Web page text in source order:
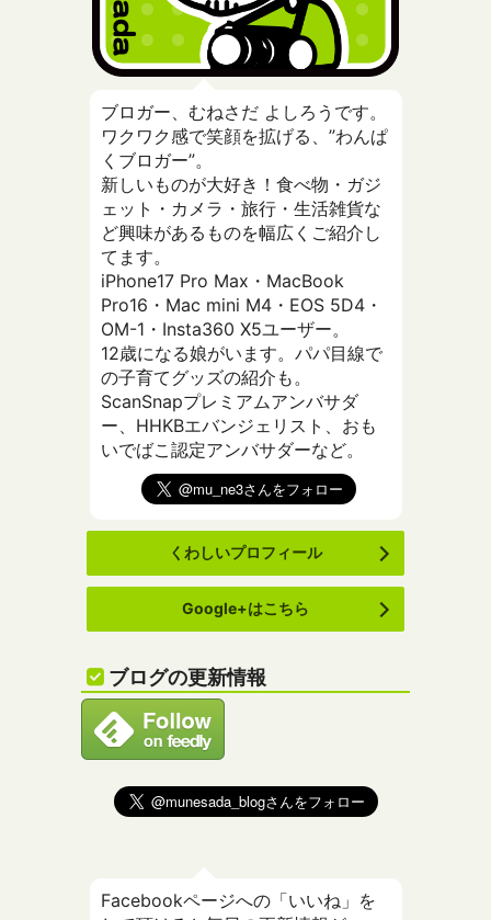
ブロガー、むねさだ よしろうです。
ワクワク感で笑顔を拡げる、”わんぱ
くブロガー”。
新しいものが大好き！食べ物・ガジ
ェット・カメラ・旅行・生活雑貨な
ど興味があるものを幅広くご紹介し
てます。
iPhone17 Pro Max・MacBook
Pro16・Mac mini M4・EOS 5D4・
OM-1・Insta360 X5ユーザー。
12歳になる娘がいます。パパ目線で
の子育てグッズの紹介も。
ScanSnapプレミアムアンバサダ
ー、HHKBエバンジェリスト、おも
いでばこ認定アンバサダーなど。
くわしいプロフィール
Google+はこちら
ブログの更新情報
Facebookページへの「いいね」を